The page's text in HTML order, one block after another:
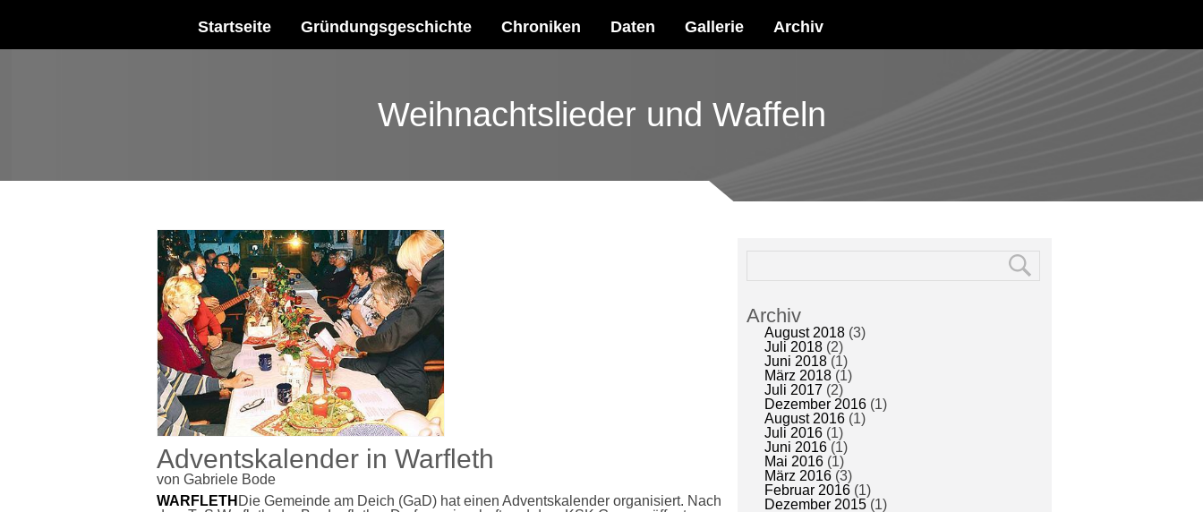
Startseite Gründungsgeschichte Chroniken Daten Gallerie Archiv
Weihnachtslieder und Waffeln
Archiv
August 2018 (3)
Juli 2018 (2)
Juni 2018 (1)
März 2018 (1)
Juli 2017 (2)
Dezember 2016 (1)
August 2016 (1)
Juli 2016 (1)
Juni 2016 (1)
Mai 2016 (1)
März 2016 (3)
Februar 2016 (1)
Dezember 2015 (1)
Adventskalender in Warfleth
von Gabriele Bode
WARFLETH Die Gemeinde am Deich (GaD) hat einen Adventskalender organisiert. Nach